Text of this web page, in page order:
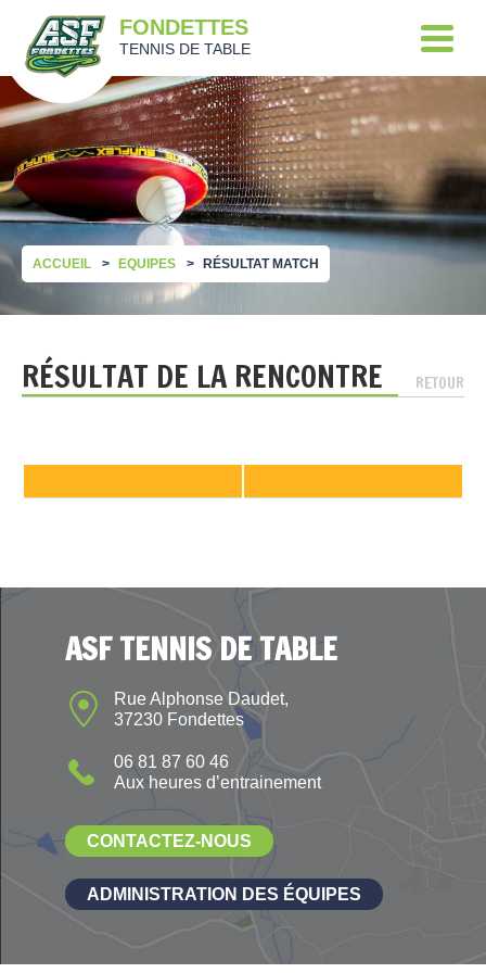
FONDETTES
TENNIS DE TABLE
ACCUEIL EQUIPES RÉSULTAT MATCH
RÉSULTAT DE LA RENCONTRE RETOUR
ASF TENNIS DE TABLE
Rue Alphonse Daudet,
37230 Fondettes
06 81 87 60 46
Aux heures d’entrainement
CONTACTEZ-NOUS
ADMINISTRATION DES ÉQUIPES